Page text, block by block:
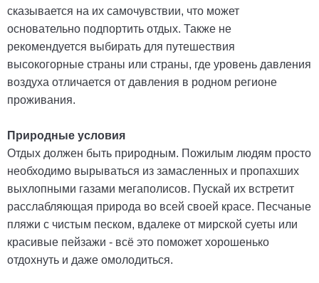
сказывается на их самочувствии, что может
основательно подпортить отдых. Также не
рекомендуется выбирать для путешествия
высокогорные страны или страны, где уровень давления
воздуха отличается от давления в родном регионе
проживания.
Природные условия
Отдых должен быть природным. Пожилым людям просто
необходимо вырываться из замасленных и пропахших
выхлопными газами мегаполисов. Пускай их встретит
расслабляющая природа во всей своей красе. Песчаные
пляжи с чистым песком, вдалеке от мирской суеты или
красивые пейзажи - всё это поможет хорошенько
отдохнуть и даже омолодиться.